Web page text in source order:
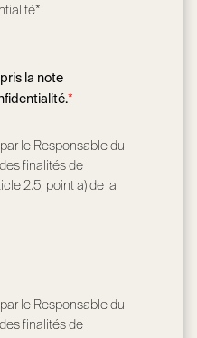
la note
*
le Responsable du
finalités de
2.5, point a) de la
le Responsable du
finalités de